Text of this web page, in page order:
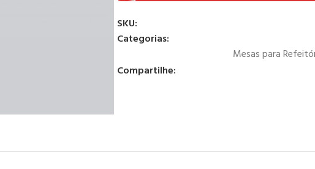
SKU:
Categorias:
Mesas para
Compartilhe: